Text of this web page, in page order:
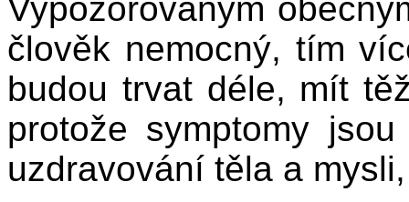
Vypozorovaným
člověk nemocný, tím
budou trvat déle, mít
protože symptomy
uzdravování těla a